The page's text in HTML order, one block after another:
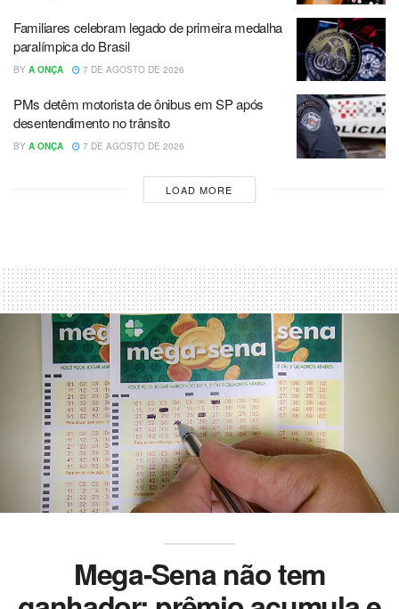
Familiares celebram legado de primeira medalha
paralímpica do Brasil
BY A ONÇA 7 DE AGOSTO DE 2026
PMs detêm motorista de ônibus em SP após
desentendimento no trânsito
BY A ONÇA 7 DE AGOSTO DE 2026
LOAD MORE
Mega-Sena não tem